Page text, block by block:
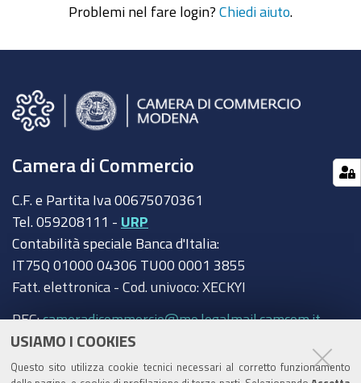
USIAMO I COOKIES
Questo sito utilizza cookie tecnici necessari al corretto funzionamento
Problemi nel fare login? Chiedi aiuto
Camera di Commercio
C.F. e Partita Iva 00675070361
Tel. 059208111 - URP
Contabilità speciale Banca d'Italia:
IT75Q 01000 04306 TU00 0001 3855
Fatt. elettronica - Cod. univoco: XECKYI
PEC:cameradicommercio@mo.legalmail.camcom.it
Trasparenza